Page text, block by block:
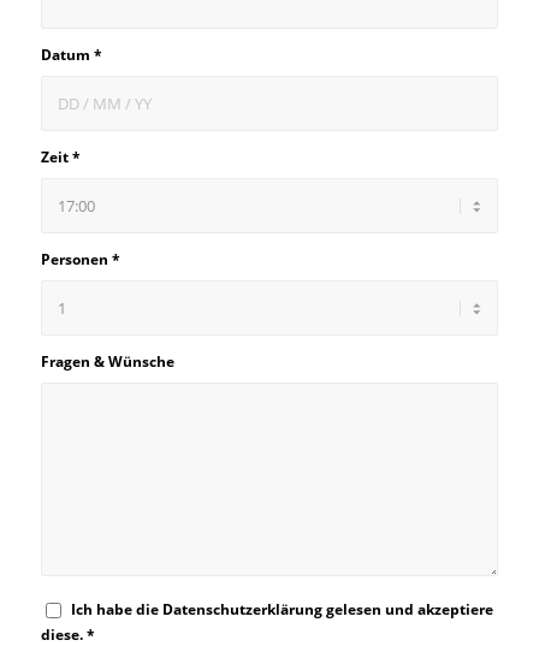
Datum *
Zeit*
Personen *
Fragen & Wünsche
Ich habe die Datenschutzerklärunggelesen und akzeptiere
diese.*